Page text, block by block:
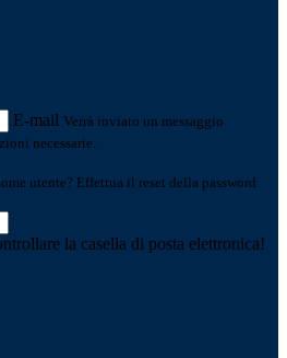
E-mail Verrà inviato un messaggio
necessarie.
utente? Effettua il reset della password
la casella di posta elettronica!